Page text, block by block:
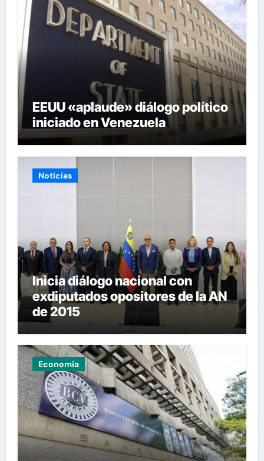
EEUU «aplaude» diálogo político
iniciado en Venezuela
Noticias
Inicia diálogo nacional con
exdiputados opositores de la AN
de 2015
Economía